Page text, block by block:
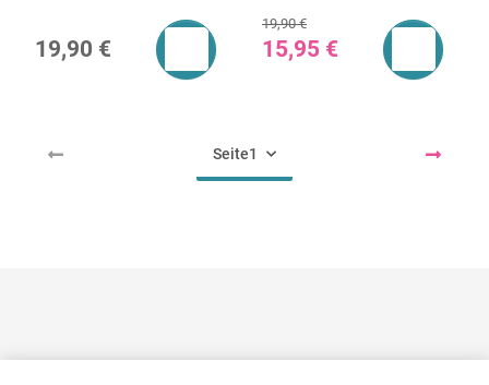
19,90 € 15,95 €
19,90 €
Seite1